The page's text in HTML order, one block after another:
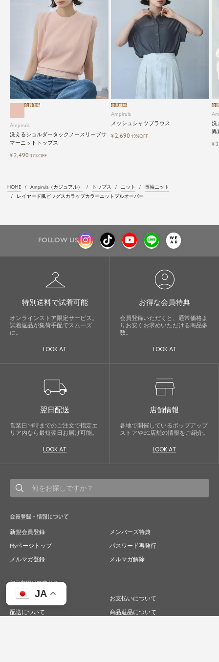
JA
Ampirula
洗えるショルダータックノースリーブサ
マーニットトップス
会員価格
¥2,490 37%OFF
Ampirula
メッシュシャツブラウス
会員価格
¥2,690 19%OFF
洗
異
会
¥
HOME Ampirula（カジュアル） トップス ニット
長袖ニット
レイヤード風ビッグスカラップカラーニットプルオーバー
FOLLOW US
checkroom
特別送料で試着可能
オンラインストア限定サービス。
試着返品が集荷手配でスムーズ
に。
LOOK AT
account_circle
お得な会員特典
会員登録いただくと、通常価格よ
りお安くお求めいただける商品多
数。
LOOK AT
local_shipping
翌日配送
営業日14時までのご注文で指定エ
リア内なら最短翌日お届け可能。
LOOK AT
store
店舗情報
各地で開催しているポップアップ
ストアやEC店舗の情報をご紹介。
LOOK AT
会員登録・情報について
新規会員登録
メンバーズ特典
Myページトップ
パスワード再発行
メルマガ登録
メルマガ解除
何かお困りですか？
ご注文について
お支払いについて
配送について
商品返品について